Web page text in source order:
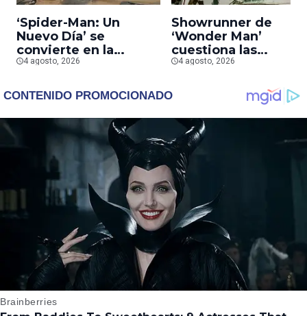
‘Spider-Man: Un
Nuevo Día’ se
convierte en la
segunda película que
los mil millones en
4 agosto, 2026
Showrunner de
‘Wonder Man’
cuestiona las
prioridades de
la serie
4 agosto, 2026